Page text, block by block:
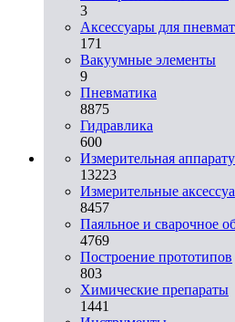
3
Аксессуары для
171
Вакуумные элементы
9
Пневматика
8875
Гидравлика
600
Измерительная
13223
Измерительные
8457
Паяльное и сварочное
4769
Построение прототипов
803
Химические препараты
1441